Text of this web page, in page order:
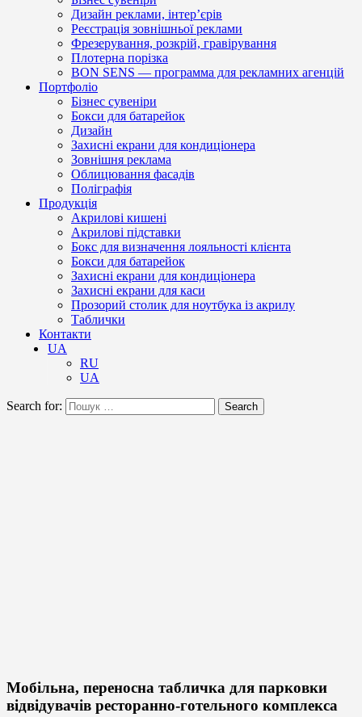
Дизайн реклами, інтер’єрів
Реєстрація зовнішньої реклами
Фрезерування, розкрій, гравірування
Плотерна порізка
BON SENS — программа для рекламних агенцій
Портфоліо
Бізнес сувеніри
Бокси для батарейок
Дизайн
Захисні екрани для кондиціонера
Зовнішня реклама
Облицювання фасадів
Поліграфія
Продукція
Акрилові кишені
Акрилові підставки
Бокс для визначення лояльності клієнта
Бокси для батарейок
Захисні екрани для кондиціонера
Захисні екрани для каси
Прозорий столик для ноутбука із акрилу
Таблички
Контакти
UA
RU
UA
Search for: Search
Мобільна, переносна табличка для парковки
відвідувачів ресторанно-готельного комплекса